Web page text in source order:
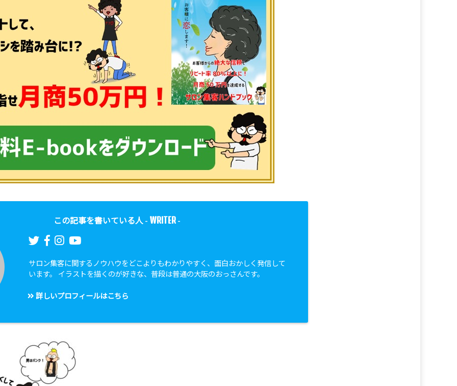
この記事を書いている人 - WRITER-
サロン集客に関するノウハウをどこよりもわかりやすく、面白おかしく発信して
います。 イラストを描くのが好きな、普段は普通の大阪のおっさんです。
詳しいプロフィールはこちら